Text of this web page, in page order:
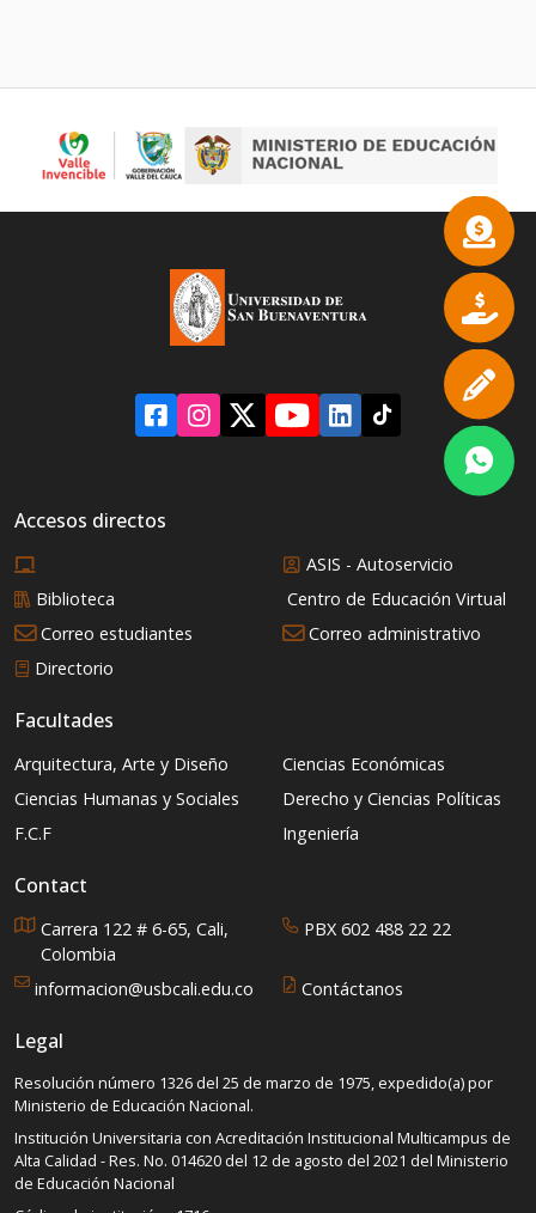
Accesos directos
ASIS - Autoservicio
Biblioteca
Centro de Educación Virtual
Correo estudiantes
Correo administrativo
Directorio
Facultades
Arquitectura, Arte y Diseño
Ciencias Económicas
Ciencias Humanas y Sociales
Derecho y Ciencias Políticas
F.C.F
Ingeniería
Contact
Carrera 122 # 6-65, Cali,
Colombia
PBX 602 488 22 22
informacion@usbcali.edu.co Contáctanos
Legal
Resolución número 1326 del 25 de marzo de 1975, expedido(a) por
Ministerio de Educación Nacional.
Institución Universitaria con Acreditación Institucional Multicampus de
Alta Calidad - Res. No. 014620 del 12 de agosto del 2021 del Ministerio
de Educación Nacional